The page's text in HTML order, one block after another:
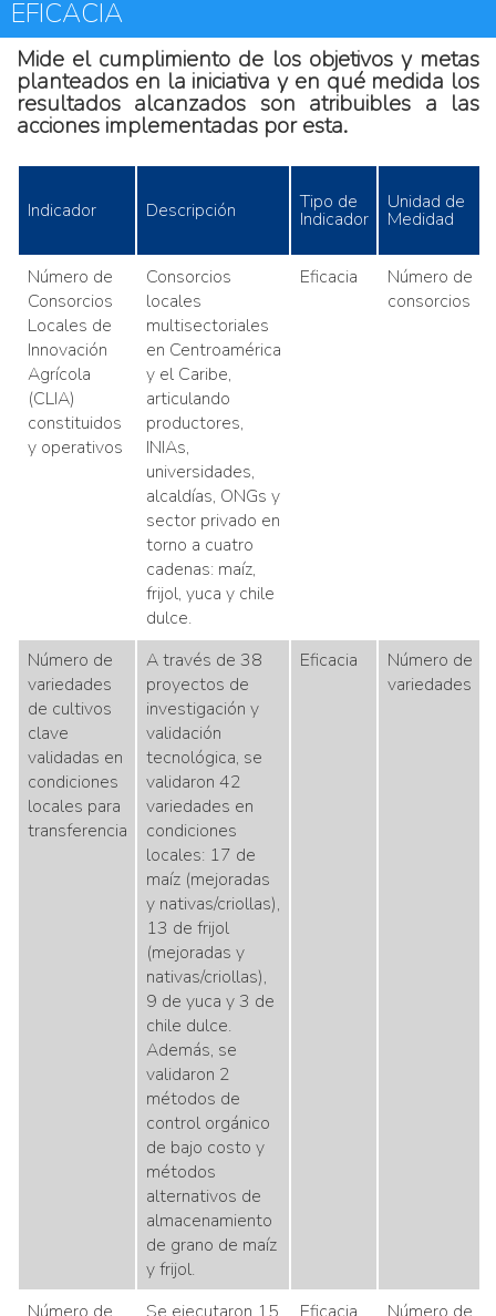
EFICACIA
Mide el cumplimiento de los objetivos y metas
planteados en la iniciativa y en qué medida los
resultados alcanzados son atribuibles a las
acciones implementadas por esta.
Indicador Descripción Tipo de
Indicador
Unidad de
Medidad
Número de
Consorcios
Locales de
Innovación
Agrícola
(CLIA)
constituidos
y operativos
Consorcios
locales
multisectoriales
en Centroamérica
y el Caribe,
articulando
productores,
INIAs,
universidades,
alcaldías, ONGs y
sector privado en
torno a cuatro
cadenas: maíz,
frijol, yuca y chile
dulce.
Eficacia
Número de
consorcios
Número de
variedades
de cultivos
clave
validadas en
condiciones
locales para
transferencia
A través de 38
proyectos de
investigación y
validación
tecnológica, se
validaron 42
variedades en
condiciones
locales: 17 de
maíz (mejoradas
y nativas/criollas),
13 de frijol
(mejoradas y
nativas/criollas),
9 de yuca y 3 de
chile dulce.
Además, se
validaron 2
métodos de
control orgánico
de bajo costo y
métodos
alternativos de
almacenamiento
de grano de maíz
y frijol.
Eficacia
Número de
variedades